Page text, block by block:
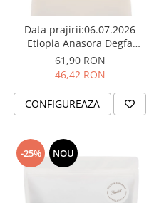
Comandante
Compak
Dalla Corte
Dr. Coffee
EDO
Espro
Data prajirii:06.07.2026
Etiopia Anasora Degfa
Washed 250g - Cafea de
specialitate DROPSHOT -
Copie
61,90 RON
46,42 RON
CONFIGUREAZA
-25% NOU